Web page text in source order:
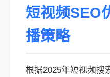
短视频SEO
播策略
根据2025年短视频搜